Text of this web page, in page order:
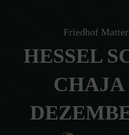
Friedhof
HESSEL
CHAJA